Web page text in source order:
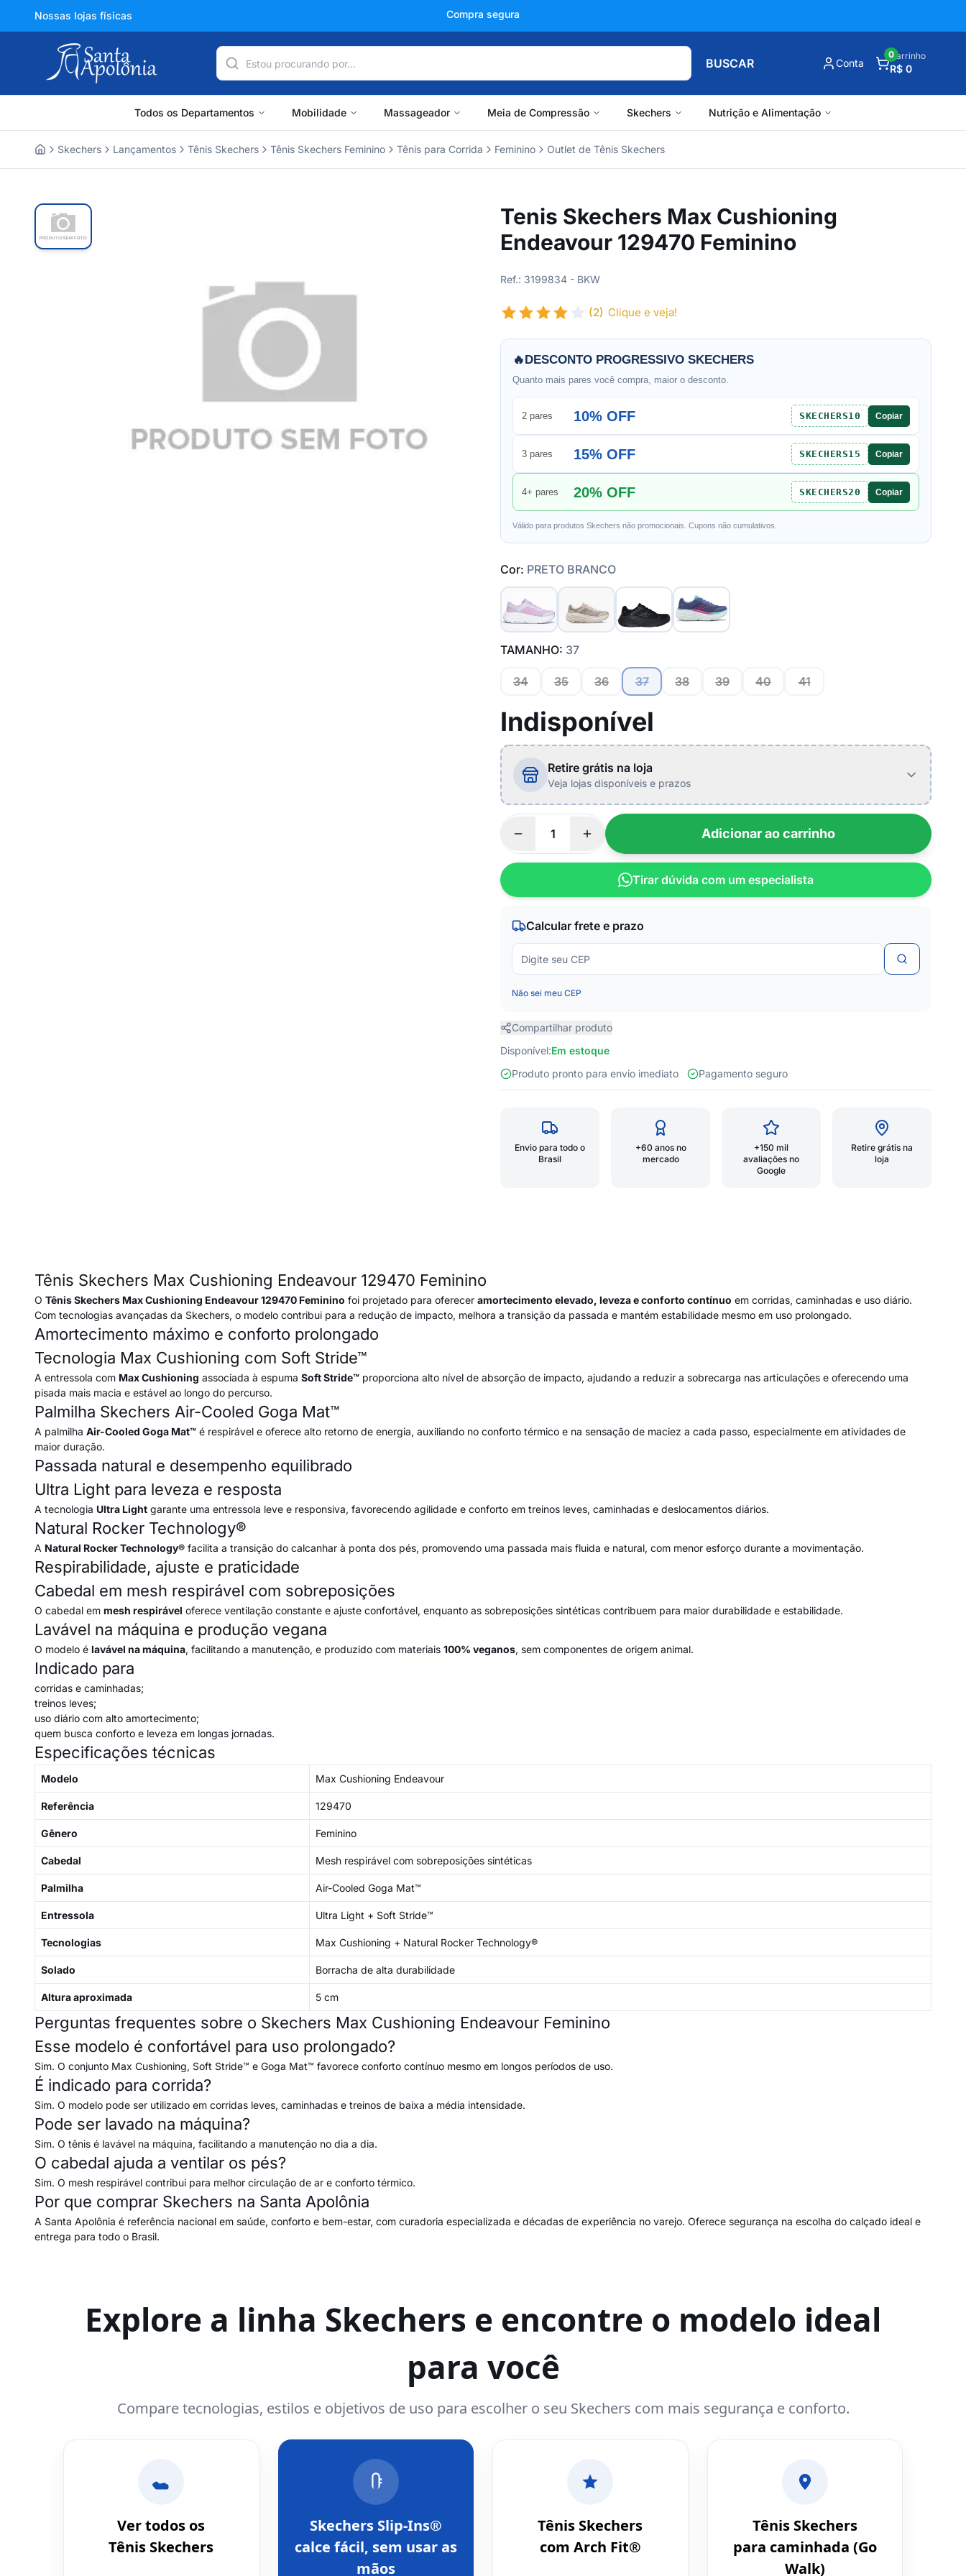
Nossas lojas físicas +150 mil avaliações
BUSCAR Conta
Carrinho
R$ 0
0
Todos os Departamentos Mobilidade Massageador Meia de Compressão Skechers Nutrição e Alimentação
Skechers Lançamentos Tênis Skechers Tênis Skechers Feminino Tênis para Corrida Feminino Outlet de Tênis Skechers
Tenis Skechers Max Cushioning
Endeavour 129470 Feminino
Ref.: 3199834 - BKW
(2) Clique e veja!
🔥DESCONTO PROGRESSIVO SKECHERS
Quanto mais pares você compra, maior o desconto.
2 pares 10% OFF SKECHERS10 Copiar
3 pares 15% OFF SKECHERS15 Copiar
4+ pares 20% OFF SKECHERS20 Copiar
Válido para produtos Skechers não promocionais. Cupons não cumulativos.
Cor: PRETO BRANCO
TAMANHO: 37
34 35 36 37 38 39 40 41
Indisponível
Retire grátis na loja
Veja lojas disponíveis e prazos
Adicionar ao carrinho
Tirar dúvida com um especialista
Calcular frete e prazo
Não sei meu CEP
Compartilhar produto
Disponível:Em estoque
Produto pronto para envio imediato
Pagamento seguro
Envio para todo o
Brasil
+60 anos no
mercado
+150 mil
avaliações no
Google
Retire grátis na
loja
Tênis Skechers Max Cushioning Endeavour 129470 Feminino
O Tênis Skechers Max Cushioning Endeavour 129470 Feminino foi projetado para oferecer amortecimento elevado, leveza e conforto contínuo em corridas, caminhadas e uso diário.
Com tecnologias avançadas da Skechers, o modelo contribui para a redução de impacto, melhora a transição da passada e mantém estabilidade mesmo em uso prolongado.
Amortecimento máximo e conforto prolongado
Tecnologia Max Cushioning com Soft Stride™
A entressola com Max Cushioning associada à espuma Soft Stride™ proporciona alto nível de absorção de impacto, ajudando a reduzir a sobrecarga nas articulações e oferecendo uma
pisada mais macia e estável ao longo do percurso.
Palmilha Skechers Air-Cooled Goga Mat™
A palmilha Air-Cooled Goga Mat™ é respirável e oferece alto retorno de energia, auxiliando no conforto térmico e na sensação de maciez a cada passo, especialmente em atividades de
maior duração.
Passada natural e desempenho equilibrado
Ultra Light para leveza e resposta
A tecnologia Ultra Light garante uma entressola leve e responsiva, favorecendo agilidade e conforto em treinos leves, caminhadas e deslocamentos diários.
Natural Rocker Technology®
A Natural Rocker Technology® facilita a transição do calcanhar à ponta dos pés, promovendo uma passada mais fluida e natural, com menor esforço durante a movimentação.
Respirabilidade, ajuste e praticidade
Cabedal em mesh respirável com sobreposições
O cabedal em mesh respirável oferece ventilação constante e ajuste confortável, enquanto as sobreposições sintéticas contribuem para maior durabilidade e estabilidade.
Lavável na máquina e produção vegana
O modelo é lavável na máquina, facilitando a manutenção, e produzido com materiais 100% veganos, sem componentes de origem animal.
Indicado para
corridas e caminhadas;
treinos leves;
uso diário com alto amortecimento;
quem busca conforto e leveza em longas jornadas.
Especificações técnicas
Modelo Max Cushioning Endeavour
Referência 129470
Gênero Feminino
Cabedal Mesh respirável com sobreposições sintéticas
Palmilha Air-Cooled Goga Mat™
Entressola Ultra Light + Soft Stride™
Tecnologias Max Cushioning + Natural Rocker Technology®
Solado Borracha de alta durabilidade
Altura aproximada 5 cm
Perguntas frequentes sobre o Skechers Max Cushioning Endeavour Feminino
Esse modelo é confortável para uso prolongado?
Sim. O conjunto Max Cushioning, Soft Stride™ e Goga Mat™ favorece conforto contínuo mesmo em longos períodos de uso.
É indicado para corrida?
Sim. O modelo pode ser utilizado em corridas leves, caminhadas e treinos de baixa a média intensidade.
Pode ser lavado na máquina?
Sim. O tênis é lavável na máquina, facilitando a manutenção no dia a dia.
O cabedal ajuda a ventilar os pés?
Sim. O mesh respirável contribui para melhor circulação de ar e conforto térmico.
Por que comprar Skechers na Santa Apolônia
A Santa Apolônia é referência nacional em saúde, conforto e bem-estar, com curadoria especializada e décadas de experiência no varejo. Oferece segurança na escolha do calçado ideal e
entrega para todo o Brasil.
Explore a linha Skechers e encontre o modelo ideal
para você
Compare tecnologias, estilos e objetivos de uso para escolher o seu Skechers com mais segurança e conforto.
Ver todos os
Tênis Skechers
Skechers Slip-Ins®
calce fácil, sem usar as
mãos
Tênis Skechers
com Arch Fit®
Tênis Skechers
para caminhada (Go
Walk)